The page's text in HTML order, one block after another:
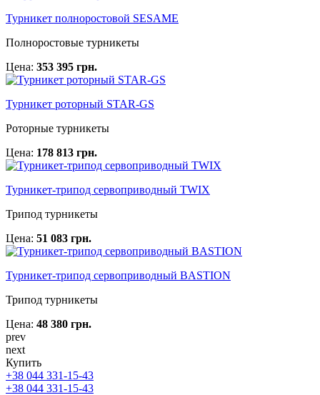
Турникет полноростовой SESAME
Полноростовые турникеты
Цена: 353 395 грн.
Турникет роторный STAR-GS
Роторные турникеты
Цена: 178 813 грн.
Турникет-трипод сервоприводный TWIX
Трипод турникеты
Цена: 51 083 грн.
Турникет-трипод сервоприводный BASTION
Трипод турникеты
Цена: 48 380 грн.
prev
next
Купить
+38 044 331-15-43
+38 044 331-15-43